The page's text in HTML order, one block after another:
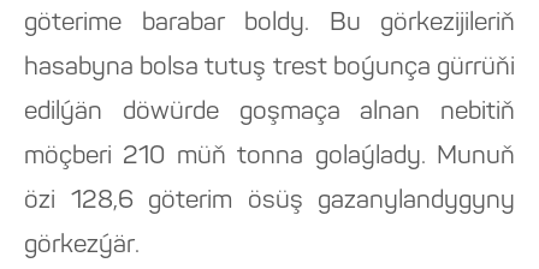
göterime barabar boldy. Bu görkezijileriň
hasabyna bolsa tutuş trest boýunça gürrüňi
edilýän döwürde goşmaça alnan nebitiň
möçberi 210 müň tonna golaýlady. Munuň
özi 128,6 göterim ösüş gazanylandygyny
görkezýär.